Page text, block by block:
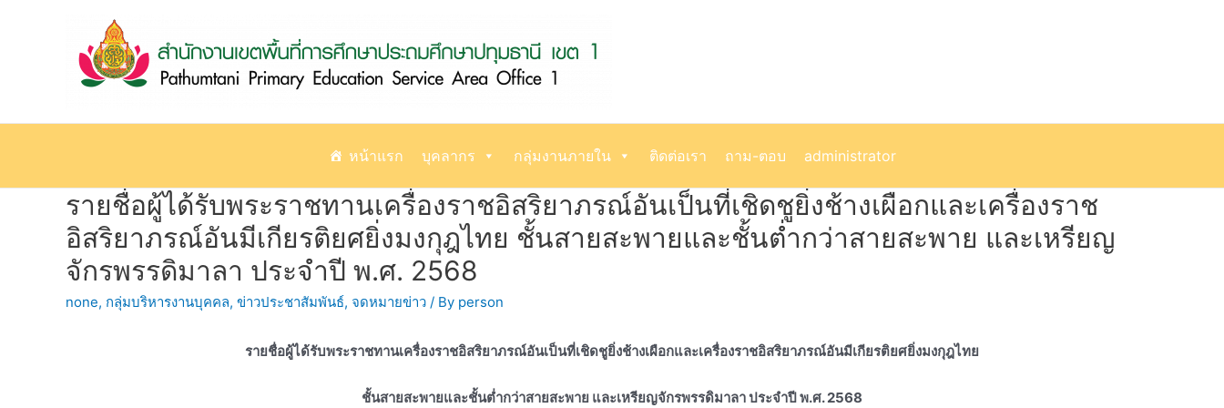
หน้าแรก บุคลากร กลุ่มงานภายใน ติดต่อเรา ถาม-ตอบ administrator
รายชื่อผู้ได้รับพระราชทานเครื่องราชอิสริยาภรณ์อันเป็นที่เชิดชูยิ่งช้างเผือกและเครื่องราช
อิสริยาภรณ์อันมีเกียรติยศยิ่งมงกุฎไทย ชั้นสายสะพายและชั้นต่ำกว่าสายสะพาย และเหรียญ
จักรพรรดิมาลา ประจำปี พ.ศ. 2568
none, กลุ่มบริหารงานบุคคล, ข่าวประชาสัมพันธ์, จดหมายข่าว / By person
รายชื่อผู้ได้รับพระราชทานเครื่องราชอิสริยาภรณ์อันเป็นที่เชิดชูยิ่งช้างเผือกและเครื่องราชอิสริยาภรณ์อันมีเกียรติยศยิ่งมงกุฎไทย
ชั้นสายสะพายและชั้นต่ำกว่าสายสะพาย และเหรียญจักรพรรดิมาลา ประจำปี พ.ศ. 2568